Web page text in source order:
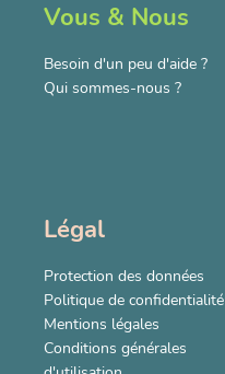
Vous & Nous
Besoin d'un peu d'aide ?
Qui sommes-nous ?
Légal
Protection des données
Politique de confidentialité
Mentions légales
Conditions générales